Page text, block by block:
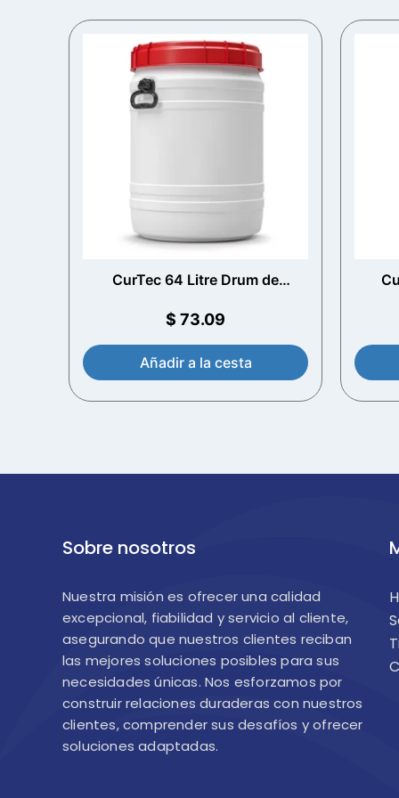
CurTec 64 Litre Drum de
$ 73.09
Añadir a la cesta
Sobre nosotros
Nuestra misión es ofrecer una calidad
excepcional, fiabilidad y servicio al cliente,
asegurando que nuestros clientes reciban
las mejores soluciones posibles para sus
necesidades únicas. Nos esforzamos por
construir relaciones duraderas con nuestros
clientes, comprender sus desafíos y ofrecer
soluciones adaptadas.